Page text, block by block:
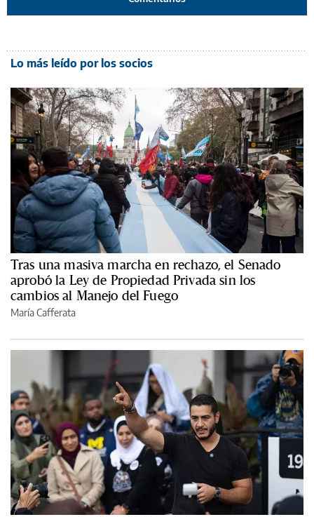
Lo más leído por los socios
Tras una masiva marcha en rechazo, el Senado
aprobó la Ley de Propiedad Privada sin los
cambios al Manejo del Fuego
María Cafferata